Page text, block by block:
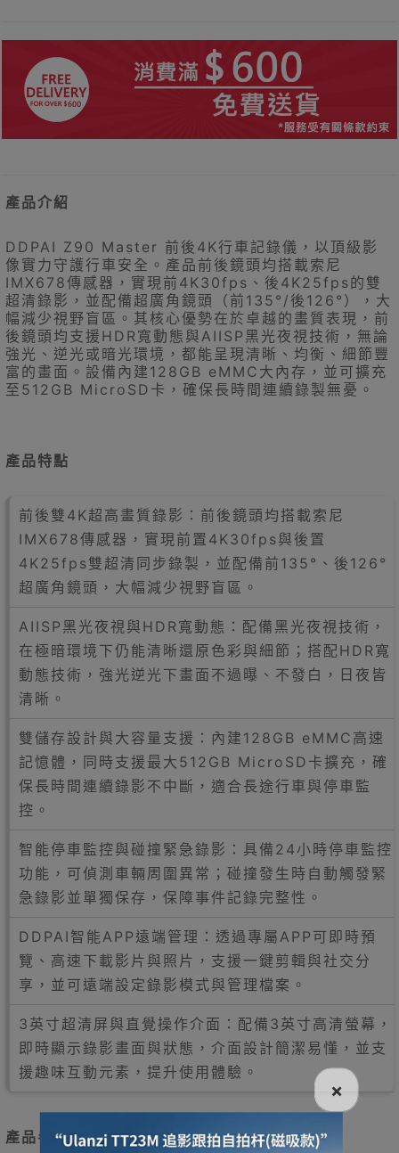
產品介紹
DDPAI Z90 Master 前後4K行車記錄儀，以頂級影
像實力守護行車安全。產品前後鏡頭均搭載索尼
IMX678傳感器，實現前4K30fps、後4K25fps的雙
超清錄影，並配備超廣角鏡頭（前135°/後126°），大
幅減少視野盲區。其核心優勢在於卓越的畫質表現，前
後鏡頭均支援HDR寬動態與AIISP黑光夜視技術，無論
強光、逆光或暗光環境，都能呈現清晰、均衡、細節豐
富的畫面。設備內建128GB eMMC大內存，並可擴充
至512GB MicroSD卡，確保長時間連續錄製無憂。
產品特點
前後雙4K超高畫質錄影：前後鏡頭均搭載索尼
IMX678傳感器，實現前置4K30fps與後置
4K25fps雙超清同步錄製，並配備前135°、後126°
超廣角鏡頭，大幅減少視野盲區。
AIISP黑光夜視與HDR寬動態：配備黑光夜視技術，
在極暗環境下仍能清晰還原色彩與細節；搭配HDR寬
動態技術，強光逆光下畫面不過曝、不發白，日夜皆
清晰。
雙儲存設計與大容量支援：內建128GB eMMC高速
記憶體，同時支援最大512GB MicroSD卡擴充，確
保長時間連續錄影不中斷，適合長途行車與停車監
控。
智能停車監控與碰撞緊急錄影：具備24小時停車監控
功能，可偵測車輛周圍異常；碰撞發生時自動觸發緊
急錄影並單獨保存，保障事件記錄完整性。
DDPAI智能APP遠端管理：透過專屬APP可即時預
覽、高速下載影片與照片，支援一鍵剪輯與社交分
享，並可遠端設定錄影模式與管理檔案。
3英寸超清屏與直覺操作介面：配備3英寸高清螢幕，
即時顯示錄影畫面與狀態，介面設計簡潔易懂，並支
援趣味互動元素，提升使用體驗。
產品參數
×